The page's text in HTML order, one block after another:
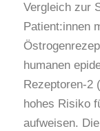
Vergleich zur
Patient:innen
humanen
Rezeptoren-2
hohes Risiko
aufweisen.